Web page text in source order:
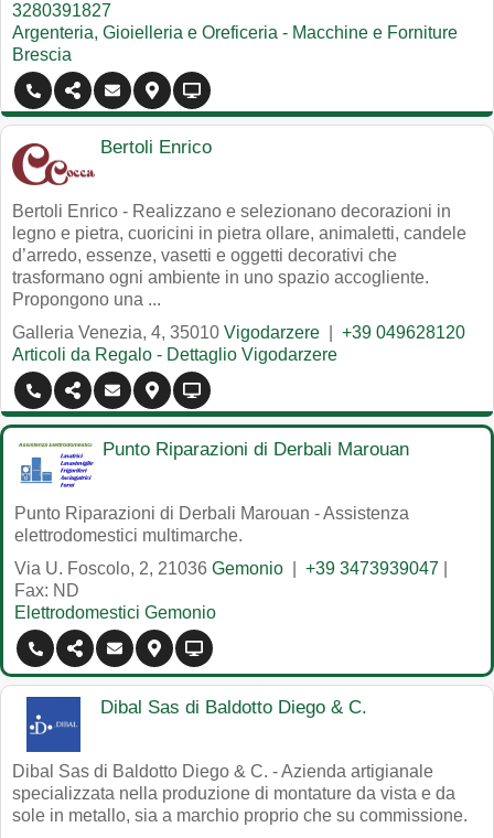
3280391827
Argenteria, Gioielleria e Oreficeria - Macchine e Forniture
Brescia
Bertoli Enrico
Bertoli Enrico - Realizzano e selezionano decorazioni in
legno e pietra, cuoricini in pietra ollare, animaletti, candele
d’arredo, essenze, vasetti e oggetti decorativi che
trasformano ogni ambiente in uno spazio accogliente.
Propongono una ...
Galleria Venezia, 4, 35010 Vigodarzere
+39 049628120
Articoli da Regalo - Dettaglio Vigodarzere
Punto Riparazioni di Derbali Marouan
Punto Riparazioni di Derbali Marouan - Assistenza
elettrodomestici multimarche.
Via U. Foscolo, 2, 21036 Gemonio +39 3473939047
Fax: ND
Elettrodomestici Gemonio
Dibal Sas di Baldotto Diego & C.
Dibal Sas di Baldotto Diego & C. - Azienda artigianale
specializzata nella produzione di montature da vista e da
sole in metallo, sia a marchio proprio che su commissione.